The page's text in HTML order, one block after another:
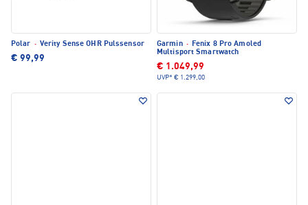
Polar · Verity Sense OHR Pulssensor
€ 99,99
Garmin · Fenix 8 Pro Amoled
Multisport Smartwatch
€ 1.049,99
UVP* € 1.299,00